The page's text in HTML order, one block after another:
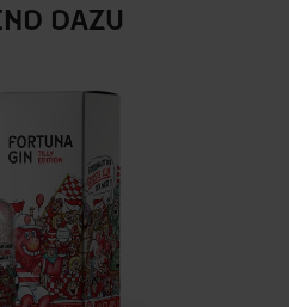
DAZU